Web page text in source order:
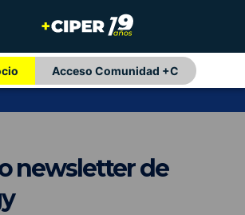
Acceso Comunidad +C
newsletter de